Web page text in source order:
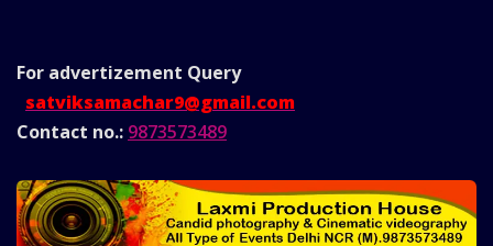
For advertizement Query
satviksamachar9@gmail.com
Contact no.: 9873573489